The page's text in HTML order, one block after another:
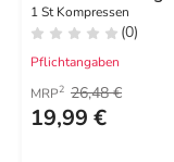
1 St Kompressen
(0)
Pflichtangaben
MRP2 26,48 €
19,99 €